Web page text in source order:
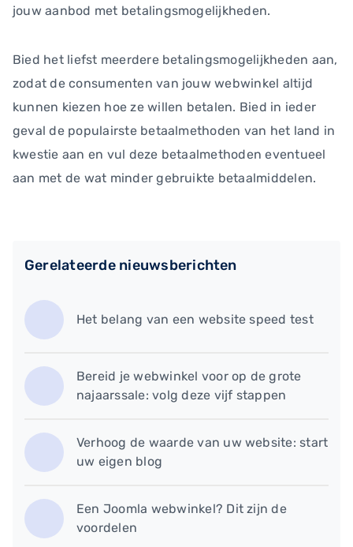
jouw aanbod met betalingsmogelijkheden.
Bied het liefst meerdere betalingsmogelijkheden aan,
zodat de consumenten van jouw webwinkel altijd
kunnen kiezen hoe ze willen betalen. Bied in ieder
geval de populairste betaalmethoden van het land in
kwestie aan en vul deze betaalmethoden eventueel
aan met de wat minder gebruikte betaalmiddelen.
Gerelateerde nieuwsberichten
Het belang van een website speed test
Bereid je webwinkel voor op de grote
najaarssale: volg deze vijf stappen
Verhoog de waarde van uw website: start
uw eigen blog
​Een Joomla webwinkel? Dit zijn de
voordelen